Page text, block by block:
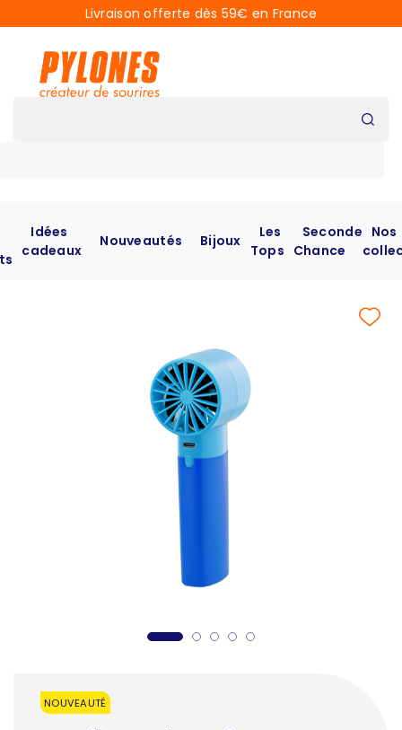
Livraison offerte dès 59€ en France
Idées
cadeaux
Nouveautés Bijoux
Les
Tops
Seconde
Chance
Nos
NOUVEAUTÉ